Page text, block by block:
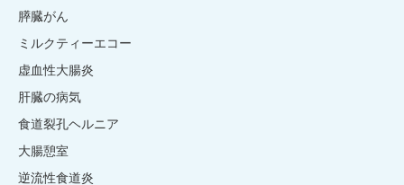
膵臓がん
ミルクティーエコー
虚血性大腸炎
肝臓の病気
食道裂孔ヘルニア
大腸憩室
逆流性食道炎